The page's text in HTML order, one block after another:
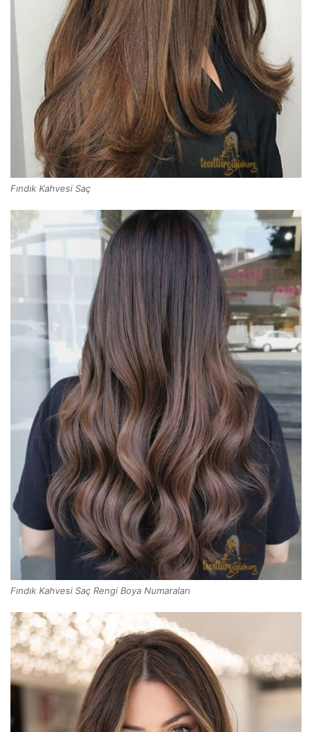
Fındık Kahvesi Saç
Fındık Kahvesi Saç Rengi Boya Numaraları